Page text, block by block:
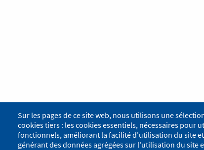
Sur les pages de ce site web, nous utilisons une
cookies tiers : les cookies essentiels, nécessaires pour
fonctionnels, améliorant la facilité d'utilisation du site
générant des données agrégées sur l'utilisation du site